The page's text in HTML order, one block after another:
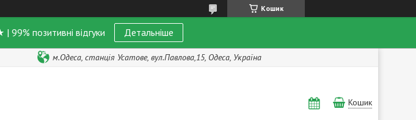
Кошик
позитивні відгуки Детальніше
м.Одеса, станція Усатове, вул.Павлова,15, Одеса, Україна
Кошик